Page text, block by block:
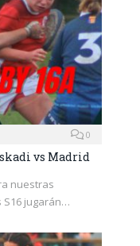
0
vs Madrid
nuestras
S16 jugarán…